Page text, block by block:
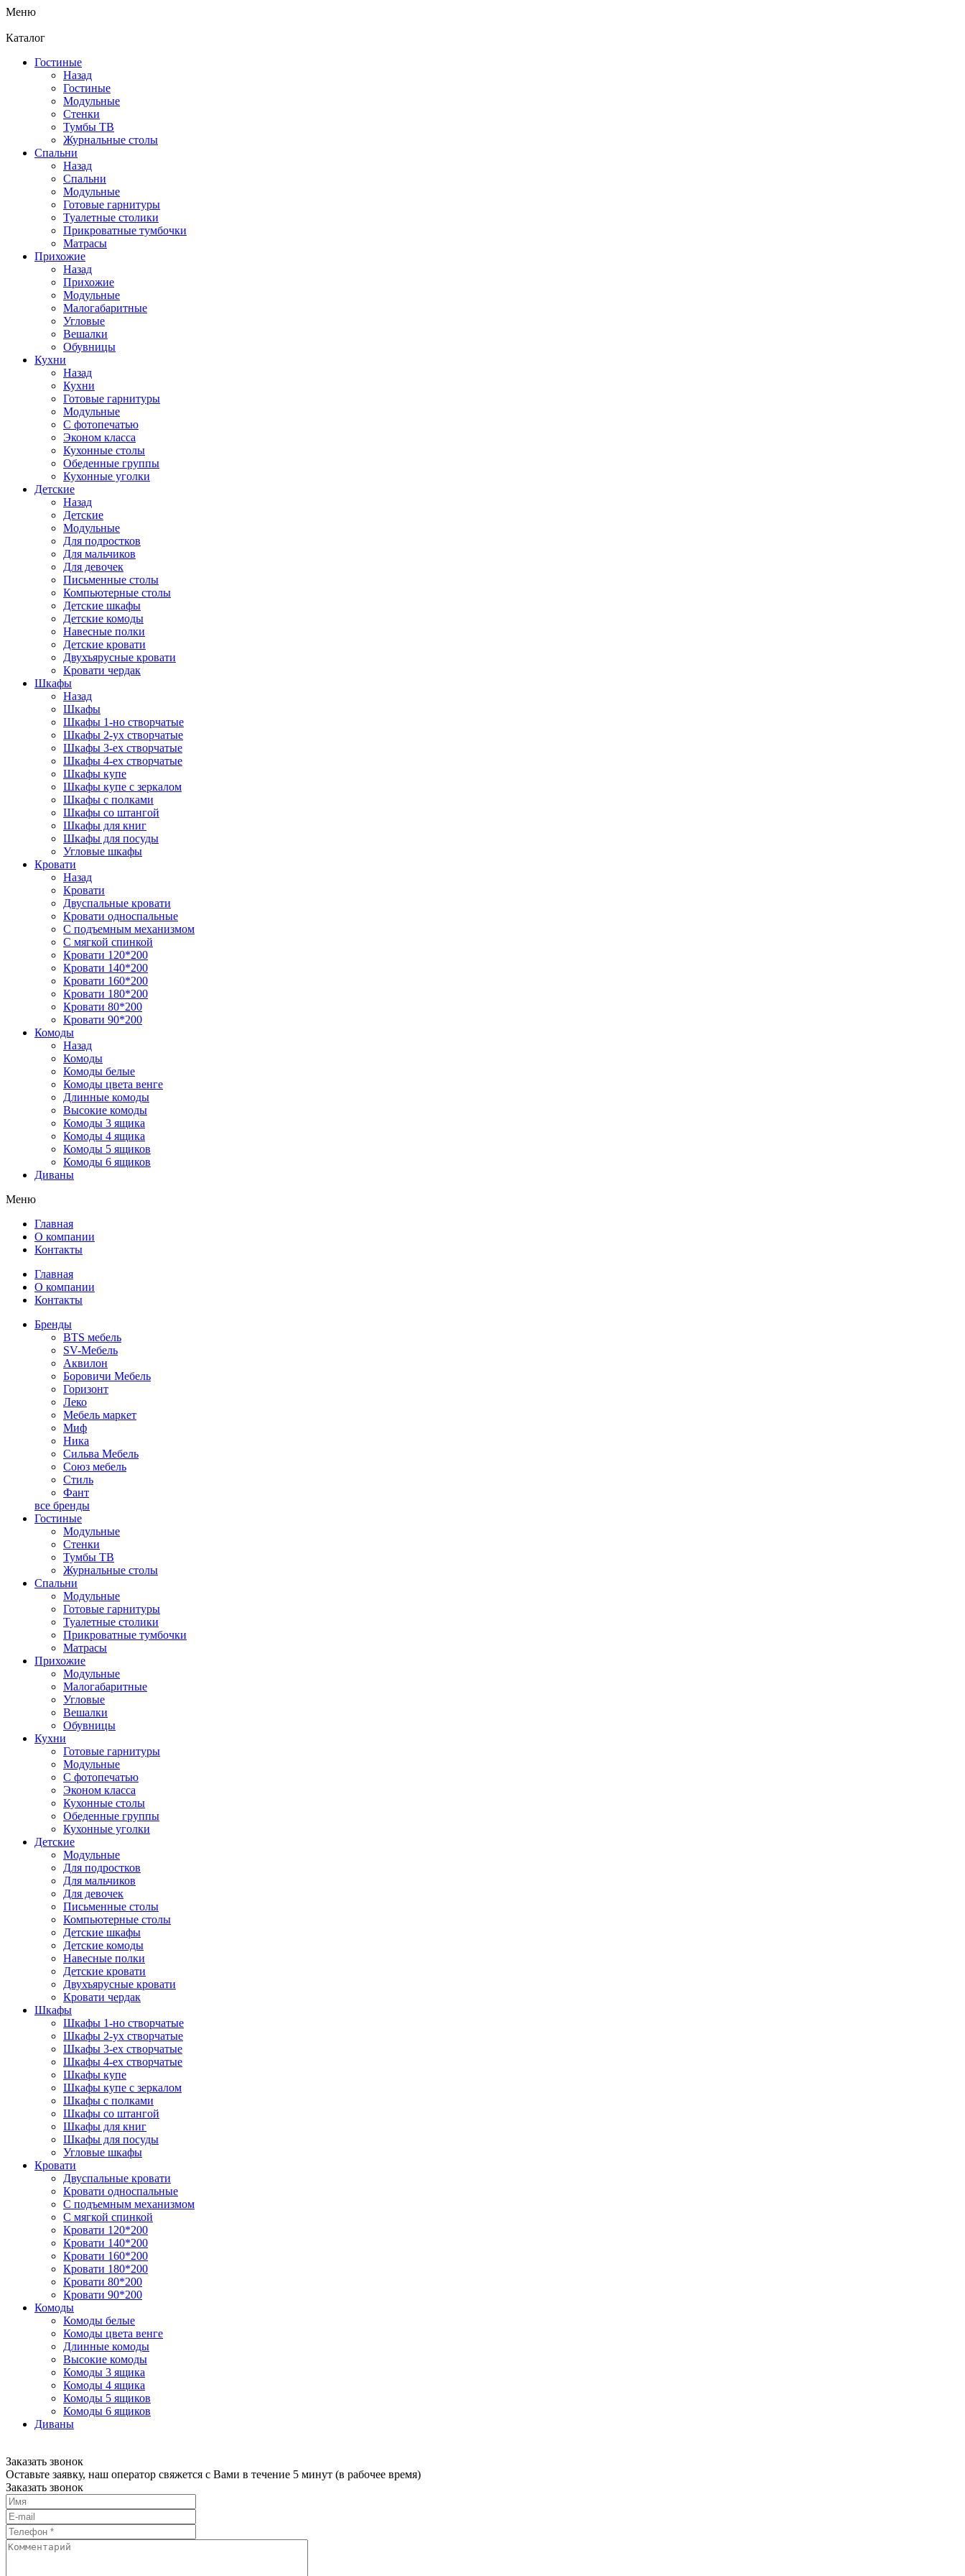
Меню
Каталог
Гостиные
Назад
Гостиные
Модульные
Стенки
Тумбы ТВ
Журнальные столы
Спальни
Назад
Спальни
Модульные
Готовые гарнитуры
Туалетные столики
Прикроватные тумбочки
Матрасы
Прихожие
Назад
Прихожие
Модульные
Малогабаритные
Угловые
Вешалки
Обувницы
Кухни
Назад
Кухни
Готовые гарнитуры
Модульные
С фотопечатью
Эконом класса
Кухонные столы
Обеденные группы
Кухонные уголки
Детские
Назад
Детские
Модульные
Для подростков
Для мальчиков
Для девочек
Письменные столы
Компьютерные столы
Детские шкафы
Детские комоды
Навесные полки
Детские кровати
Двухъярусные кровати
Кровати чердак
Шкафы
Назад
Шкафы
Шкафы 1-но створчатые
Шкафы 2-ух створчатые
Шкафы 3-ех створчатые
Шкафы 4-ех створчатые
Шкафы купе
Шкафы купе с зеркалом
Шкафы с полками
Шкафы со штангой
Шкафы для книг
Шкафы для посуды
Угловые шкафы
Кровати
Назад
Кровати
Двуспальные кровати
Кровати односпальные
С подъемным механизмом
С мягкой спинкой
Кровати 120*200
Кровати 140*200
Кровати 160*200
Кровати 180*200
Кровати 80*200
Кровати 90*200
Комоды
Назад
Комоды
Комоды белые
Комоды цвета венге
Длинные комоды
Высокие комоды
Комоды 3 ящика
Комоды 4 ящика
Комоды 5 ящиков
Комоды 6 ящиков
Диваны
Меню
Главная
О компании
Контакты
Главная
О компании
Контакты
Бренды
BTS мебель
SV-Мебель
Аквилон
Боровичи Мебель
Горизонт
Леко
Мебель маркет
Миф
Ника
Сильва Мебель
Союз мебель
Стиль
Фант
все бренды
Гостиные
Модульные
Стенки
Тумбы ТВ
Журнальные столы
Спальни
Модульные
Готовые гарнитуры
Туалетные столики
Прикроватные тумбочки
Матрасы
Прихожие
Модульные
Малогабаритные
Угловые
Вешалки
Обувницы
Кухни
Готовые гарнитуры
Модульные
С фотопечатью
Эконом класса
Кухонные столы
Обеденные группы
Кухонные уголки
Детские
Модульные
Для подростков
Для мальчиков
Для девочек
Письменные столы
Компьютерные столы
Детские шкафы
Детские комоды
Навесные полки
Детские кровати
Двухъярусные кровати
Кровати чердак
Шкафы
Шкафы 1-но створчатые
Шкафы 2-ух створчатые
Шкафы 3-ех створчатые
Шкафы 4-ех створчатые
Шкафы купе
Шкафы купе с зеркалом
Шкафы с полками
Шкафы со штангой
Шкафы для книг
Шкафы для посуды
Угловые шкафы
Кровати
Двуспальные кровати
Кровати односпальные
С подъемным механизмом
С мягкой спинкой
Кровати 120*200
Кровати 140*200
Кровати 160*200
Кровати 180*200
Кровати 80*200
Кровати 90*200
Комоды
Комоды белые
Комоды цвета венге
Длинные комоды
Высокие комоды
Комоды 3 ящика
Комоды 4 ящика
Комоды 5 ящиков
Комоды 6 ящиков
Диваны
Заказать звонок
Оставьте заявку, наш оператор свяжется с Вами в течение 5 минут (в рабочее время)
Заказать звонок